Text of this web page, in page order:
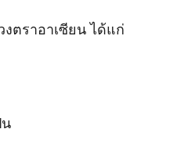
ตราอาเซียน ได้แก่
น